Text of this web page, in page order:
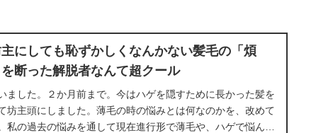
にしても恥ずかしくなんかない髪毛の「煩
断った解脱者なんて超クール
ました。２か月前まで。今はハゲを隠すために長かった髪を
坊主頭にしました。薄毛の時の悩みとは何なのかを、改めて
私の過去の悩みを通して現在進行形で薄毛や、ハゲで悩んで